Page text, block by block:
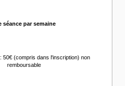
séance par semaine
50€ (compris dans l'inscription) non
remboursable